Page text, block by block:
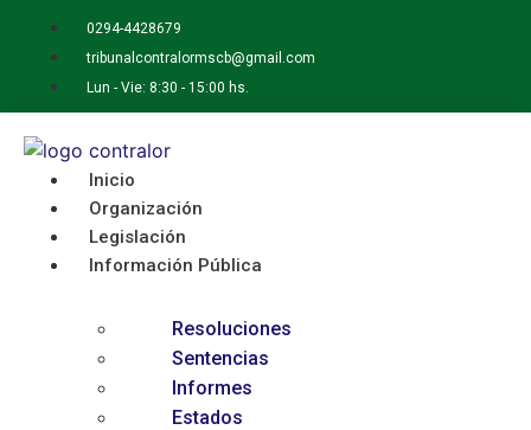
contenido
0294-4428679
tribunalcontralormscb@gmail.com
Lun - Vie: 8:30 - 15:00 hs.
Inicio
Organización
Legislación
Información Pública
Resoluciones
Sentencias
Informes
Estados